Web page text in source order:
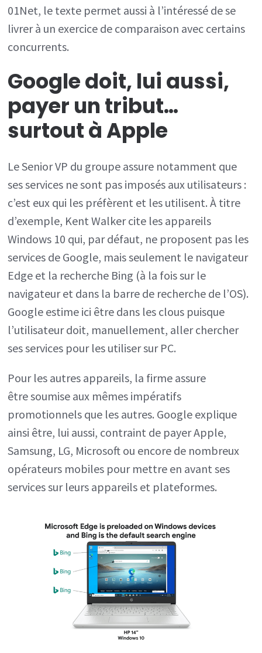
01Net, le texte permet aussi à l’intéressé de se
livrer à un exercice de comparaison avec certains
concurrents.
Google doit, lui aussi,
payer un tribut…
surtout à Apple
Le Senior VP du groupe assure notamment que
ses services ne sont pas imposés aux utilisateurs :
c’est eux qui les préfèrent et les utilisent. À titre
d’exemple, Kent Walker cite les appareils
Windows 10 qui, par défaut, ne proposent pas les
services de Google, mais seulement le navigateur
Edge et la recherche Bing (à la fois sur le
navigateur et dans la barre de recherche de l’OS).
Google estime ici être dans les clous puisque
l’utilisateur doit, manuellement, aller chercher
ses services pour les utiliser sur PC.
Pour les autres appareils, la firme assure
être soumise aux mêmes impératifs
promotionnels que les autres. Google explique
ainsi être, lui aussi, contraint de payer Apple,
Samsung, LG, Microsoft ou encore de nombreux
opérateurs mobiles pour mettre en avant ses
services sur leurs appareils et plateformes.